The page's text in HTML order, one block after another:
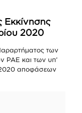
Εκκίνησης
2020
των
ΡΑΕ και των υπ’
αποφάσεων